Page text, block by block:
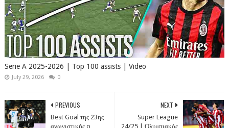
Serie A 2025-2026 | Top 100 assists | Video
July 29, 2026 0
NEXT
Super League
24/25 | Ολυμπιακός
PREVIOUS
Best Goal της 23ης
αγωνιστικής o